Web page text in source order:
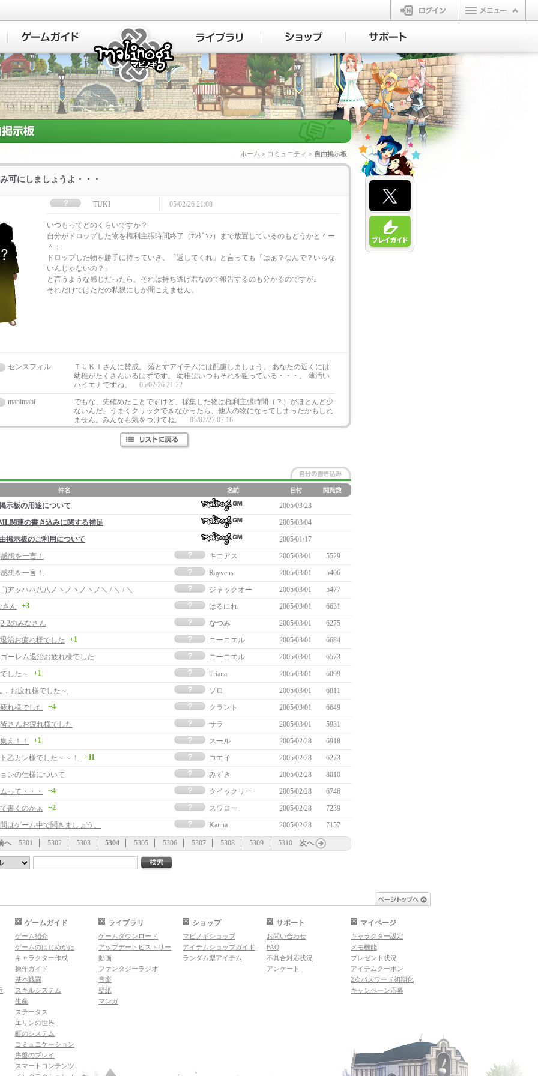
ログイン
マビノギ
ホーム > コミュニティ > 自由掲示板
可にしましょうよ・・・
TUKI 05/02/26 21:08
いつもってどのくらいですか？
自分がドロップした物を権利主張時間終了（ﾅﾝﾀﾞｿﾚ）まで放置しているのもどうかと＾ー
＾；
ドロップした物を勝手に持っていき、「返してくれ」と言っても「はぁ？なんで？いらな
いんじゃないの？」
と言うような感じだったら、それは持ち逃げ君なので報告するのも分かるのですが。
それだけではただの私恨にしか聞こえません。
センスフィル
ＴＵＫＩさんに賛成。 落とすアイテムには配慮しましょう。 あなたの近くには
幼稚がたくさんいるはずです。 幼稚はいつもそれを狙っている・・・。 薄汚い
ハイエナですね。
05/02/26 21:22
mabimabi
でもな、先確めたことですけど、採集した物は権利主張時間（？）がほとんど少
ないんだ。うまくクリックできなかったら、他人の物になってしまったかもしれ
ません。みんなも気をつけてね。
05/02/27 07:16
示板の用途について
2005/03/23
関連の書き込みに関する補足
2005/03/04
掲示板のご利用について
2005/01/17
想を一言！
キニアス 2005/03/01
5529
想を一言！
Rayvens 2005/03/01
5406
)アッハハ八八ノヽノヽノヽノ＼ / ＼ / ＼
ジャックオー 2005/03/01
5477
さん
+3 はるにれ 2005/03/01
6631
2のみなさん
なつみ 2005/03/01
6275
治お疲れ様でした
+1 ニーニエル 2005/03/01
6684
ーレム退治お疲れ様でした
ニーニエル 2005/03/01
6573
した～
+1 Triana 2005/03/01
6099
，お疲れ様でした～
ソロ 2005/03/01
6011
れ様でした
+4 クラント 2005/03/01
6649
さんお疲れ様でした
サラ 2005/03/01
5931
え！！
+1 スール 2005/02/28
6918
乙カレ様でした～～！
+11 コエイ 2005/02/28
6273
ンの仕様について
みずき 2005/02/28
8010
って・・・
+4 クイックリー 2005/02/28
6746
書くのかぁ
+2 スワロー 2005/02/28
7239
はゲーム中で聞きましょう。
Kanna 2005/02/28 7157
へ 5301 5302 5303 5304 5305 5306 5307 5308 5309 5310 次へ
ゲームガイド
ゲーム紹介
ゲームのはじめかた
キャラクター作成
操作ガイド
基本戦闘
スキルシステム
生産
ステータス
エリンの世界
町のシステム
コミュニケーション
序盤のプレイ
スマートコンテンツ
ライブラリ
ゲームダウンロード
アップデートヒストリー
動画
ファンタジーラジオ
音楽
壁紙
マンガ
ショップ
マビノギショップ
アイテムショップガイド
ランダム型アイテム
サポート
お問い合わせ
FAQ
不具合対応状況
アンケート
マイページ
キャラクター設定
メモ機能
プレゼント状況
アイテムクーポン
2次パスワード初期化
キャンペーン応募